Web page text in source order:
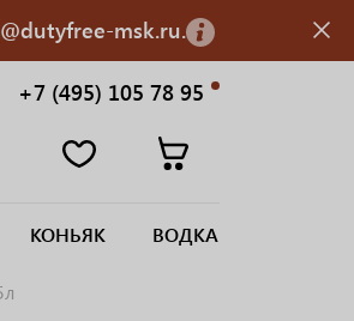
msk.ru.
+7 (495) 105 78 95
КОНЬЯК ВОДКА